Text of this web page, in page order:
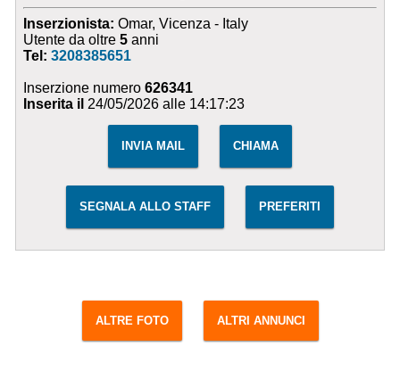
Inserzionista: Omar, Vicenza - Italy
Utente da oltre5 anni
Tel:3208385651
Inserzione numero626341
Inserita il 24/05/2026 alle 14:17:23
INVIA MAIL CHIAMA
SEGNALA ALLO STAFF PREFERITI
ALTRE FOTO ALTRI ANNUNCI